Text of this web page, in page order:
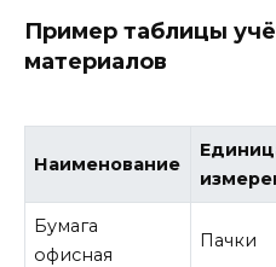
Пример таблицы
материалов
Наименование
Бумага
офисная
Пачки